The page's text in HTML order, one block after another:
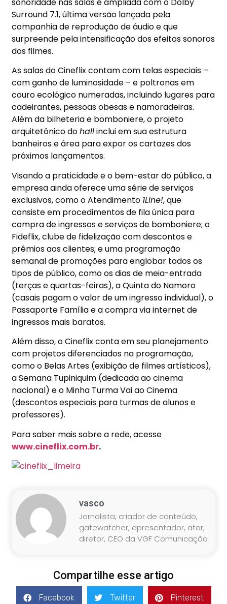
Surround 7.1, última versão lançada pela
companhia de reprodução de áudio e que
surpreende pela intensificação dos efeitos sonoros
dos filmes.
As salas do Cineflix contam com telas especiais –
com ganho de luminosidade – e poltronas em
couro ecológico numeradas, incluindo lugares para
cadeirantes, pessoas obesas e namoradeiras.
Além da bilheteria e bomboniere, o projeto
arquitetônico dohallinclui em sua estrutura
banheiros e área para expor os cartazes dos
próximos lançamentos.
Visando a praticidade e o bem-estar do público, a
empresa ainda oferece uma série de serviços
exclusivos, como o Atendimento 1Line!, que
consiste em procedimentos de fila única para
compra de ingressos e serviços de bomboniere; o
Fideflix, clube de fidelização com descontos e
prêmios aos clientes; e uma programação
semanal de promoções para englobar todos os
tipos de público, como os dias de meia-entrada
(terças e quartas-feiras), a Quinta do Namoro
(casais pagam o valor de um ingresso individual), o
Passaporte Família e a compra via internet de
ingressos mais baratos.
Além disso, o Cineflix conta em seu planejamento
com projetos diferenciados na programação,
como o Belas Artes (exibição de filmes artísticos),
a Semana Tupiniquim (dedicada ao cinema
nacional) e o Minha Turma Vai ao Cinema
(descontos especiais para turmas de alunos e
professores).
Para saber mais sobre a rede, acesse
www.cineflix.com.br.
vasco
Jornalista, criador de conteúdo,
gatewatcher, apresentador, ator,
diretor, CEO da VGF Comunicação
Compartilhe esse artigo
Facebook Twitter Pinterest